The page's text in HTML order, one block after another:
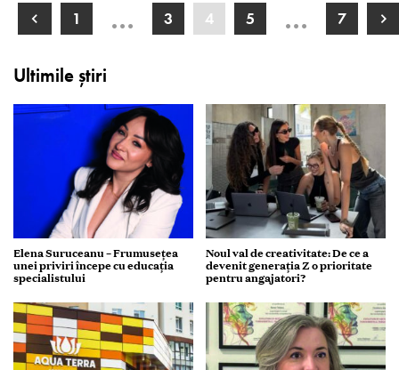
1 … 3 4 5 … 7
Ultimile știri
Elena Suruceanu – Frumusețea
unei priviri începe cu educația
specialistului
Noul val de creativitate: De ce a
devenit generația Z o prioritate
pentru angajatori?